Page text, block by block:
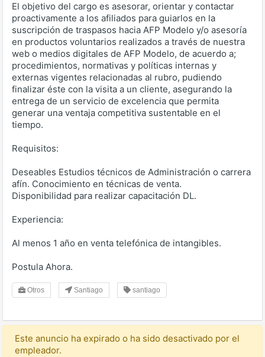
El objetivo del cargo es asesorar, orientar y contactar
proactivamente a los afiliados para guiarlos en la
suscripción de traspasos hacia AFP Modelo y/o asesoría
en productos voluntarios realizados a través de nuestra
web o medios digitales de AFP Modelo, de acuerdo a;
procedimientos, normativas y políticas internas y
externas vigentes relacionadas al rubro, pudiendo
finalizar éste con la visita a un cliente, asegurando la
entrega de un servicio de excelencia que permita
generar una ventaja competitiva sustentable en el
tiempo.
Requisitos:
Deseables Estudios técnicos de Administración o carrera
afín. Conocimiento en técnicas de venta.
Disponibilidad para realizar capacitación DL.
Experiencia:
Al menos 1 año en venta telefónica de intangibles.
Postula Ahora.
Otros Santiago santiago
Este anuncio ha expirado o ha sido desactivado por el
empleador.